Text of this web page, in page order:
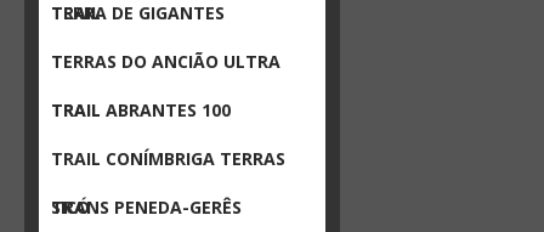
TRAIL
TERRA DE GIGANTES
TERRAS DO ANCIÃO ULTRA
TRAIL
TRAIL ABRANTES 100
TRAIL CONÍMBRIGA TERRAS
SICÓ
TRANS PENEDA-GERÊS